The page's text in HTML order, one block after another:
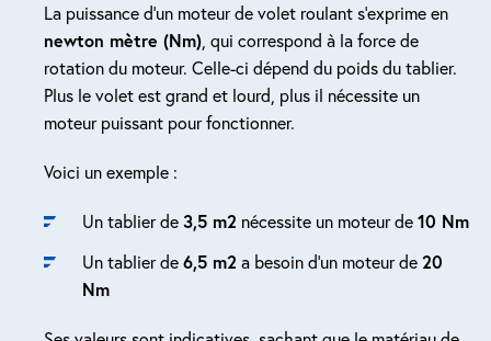
La puissance d’un moteur de volet roulant s’exprime en
newton mètre (Nm) , qui correspond à la force de
rotation du moteur. Celle-ci dépend du poids du tablier.
Plus le volet est grand et lourd, plus il nécessite un
moteur puissant pour fonctionner.
Voici un exemple :
Un tablier de3,5 m2 nécessite un moteur de10 Nm
Un tablier de6,5 m2 a besoin d’un moteur de20
Nm